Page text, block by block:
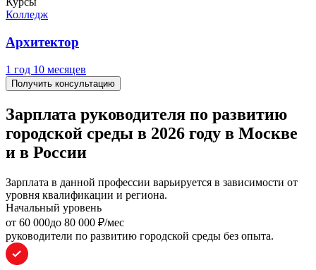
Колледж
Архитектор
1 год 10 месяцев
Получить консультацию
Зарплата руководителя по развитию
городской среды в 2026 году в Москве
и в России
Зарплата в данной профессии варьируется в зависимости от
уровня квалификации и региона.
Начальный уровень
oт 60 000до 80 000 ₽/мес
руководители по развитию городской среды без опыта.